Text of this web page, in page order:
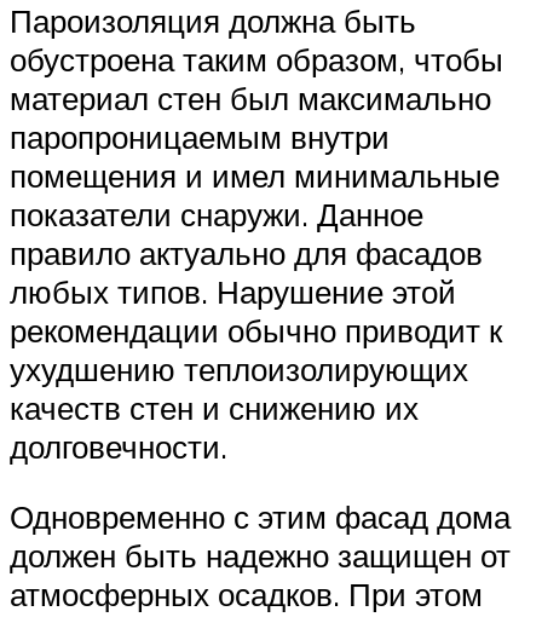
Пароизоляция должна быть
обустроена таким образом, чтобы
материал стен был максимально
паропроницаемым внутри
помещения и имел минимальные
показатели снаружи. Данное
правило актуально для фасадов
любых типов. Нарушение этой
рекомендации обычно приводит к
ухудшению теплоизолирующих
качеств стен и снижению их
долговечности.
Одновременно с этим фасад дома
должен быть надежно защищен от
атмосферных осадков. При этом